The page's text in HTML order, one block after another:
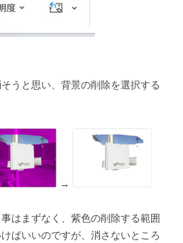
うと思い、背景の削除を選択する
→
はまずなく、紫色の削除する範囲
ばいいのですが、消さないところ